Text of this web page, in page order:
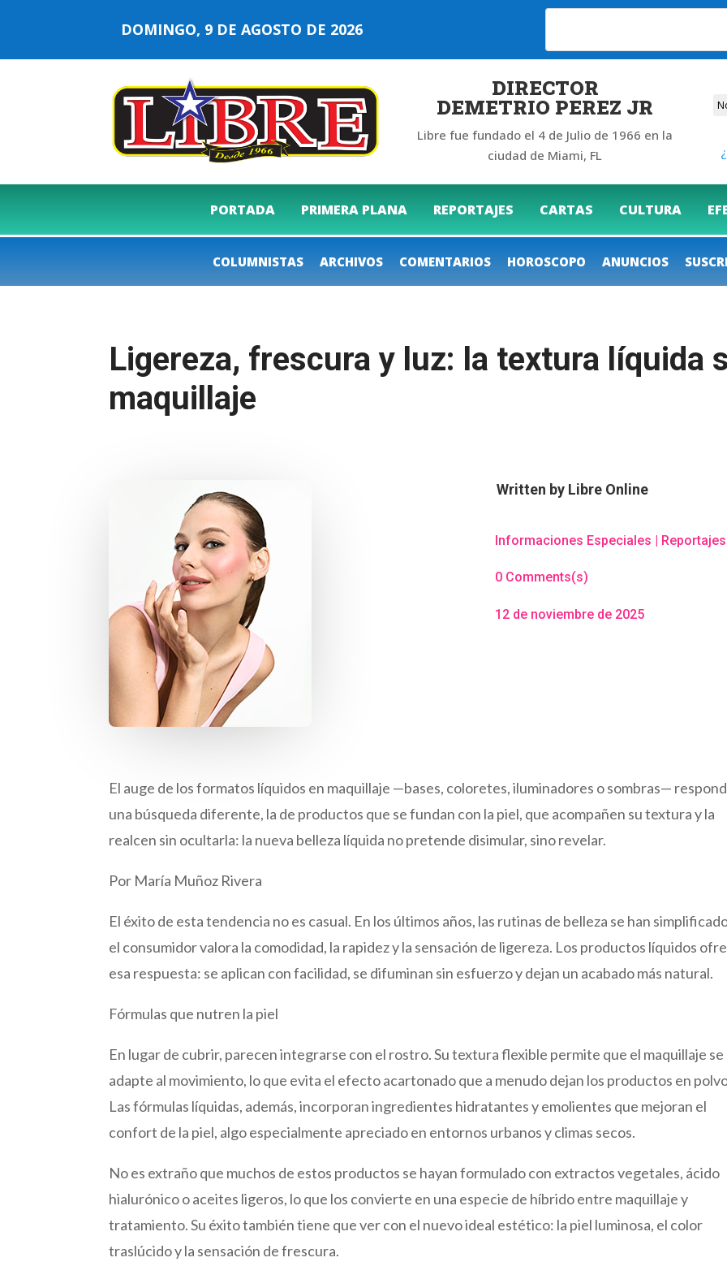
DOMINGO, 9 DE AGOSTO DE 2026
DIRECTOR
DEMETRIO PEREZ JR
Libre fue fundado el 4 de Julio de 1966 en la
ciudad de Miami, FL
PORTADA PRIMERA PLANA REPORTAJES CARTAS CULTURA
COLUMNISTAS ARCHIVOS COMENTARIOS HOROSCOPO ANUNCIOS
Ligereza, frescura y luz: la textura líquida
maquillaje
Written by Libre Online
Informaciones Especiales | Reportajes
0 Comments(s)
12 de noviembre de 2025
El auge de los formatos líquidos en maquillaje —bases, coloretes, iluminadores o sombras—
una búsqueda diferente, la de productos que se fundan con la piel, que acompañen su textura y la
realcen sin ocultarla: la nueva belleza líquida no pretende disimular, sino revelar.
Por María Muñoz Rivera
El éxito de esta tendencia no es casual. En los últimos años, las rutinas de belleza se han
el consumidor valora la comodidad, la rapidez y la sensación de ligereza. Los productos líquidos
esa respuesta: se aplican con facilidad, se difuminan sin esfuerzo y dejan un acabado más natural.
Fórmulas que nutren la piel
En lugar de cubrir, parecen integrarse con el rostro. Su textura flexible permite que el maquillaje se
adapte al movimiento, lo que evita el efecto acartonado que a menudo dejan los productos en
Las fórmulas líquidas, además, incorporan ingredientes hidratantes y emolientes que mejoran el
confort de la piel, algo especialmente apreciado en entornos urbanos y climas secos.
No es extraño que muchos de estos productos se hayan formulado con extractos vegetales, ácido
hialurónico o aceites ligeros, lo que los convierte en una especie de híbrido entre maquillaje y
tratamiento. Su éxito también tiene que ver con el nuevo ideal estético: la piel luminosa, el color
traslúcido y la sensación de frescura.